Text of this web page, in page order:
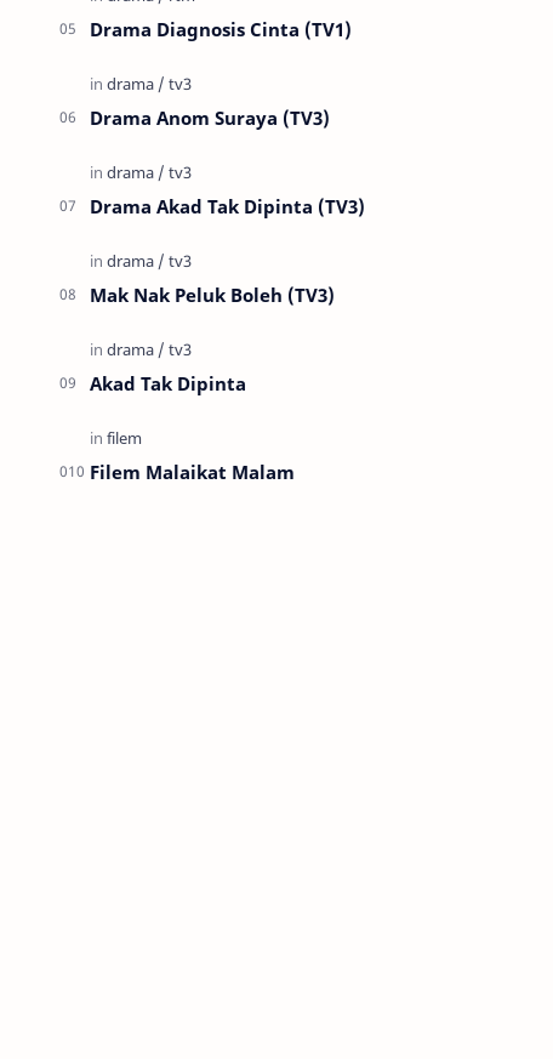
Drama Diagnosis Cinta (TV1)
Drama Anom Suraya (TV3)
Drama Akad Tak Dipinta (TV3)
Mak Nak Peluk Boleh (TV3)
Akad Tak Dipinta
Filem Malaikat Malam